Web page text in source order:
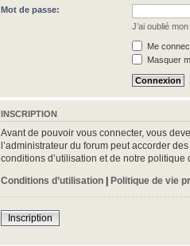
Mot de passe:
J’ai oublié
Me
Masquer
INSCRIPTION
Avant de pouvoir vous connecter, vous
l’administrateur du forum peut accorder
conditions d’utilisation et de notre
Conditions d’utilisation | Politique de vie
Inscription